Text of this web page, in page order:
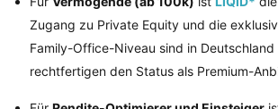
Zugang zu Private Equity und die
Family-Office-Niveau sind in
rechtfertigen den Status als Premium-